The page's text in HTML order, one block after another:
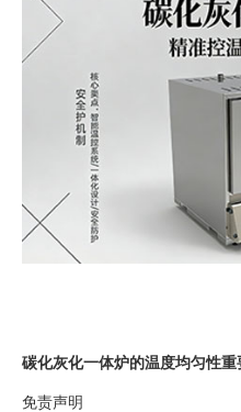
碳化灰化一体炉的温度均匀性
免责声明